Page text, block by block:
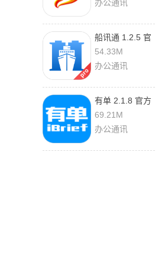
办公通讯
船讯通 1.2.5 官
方版
54.33M
办公通讯
有单 2.1.8 官方
版
69.21M
办公通讯